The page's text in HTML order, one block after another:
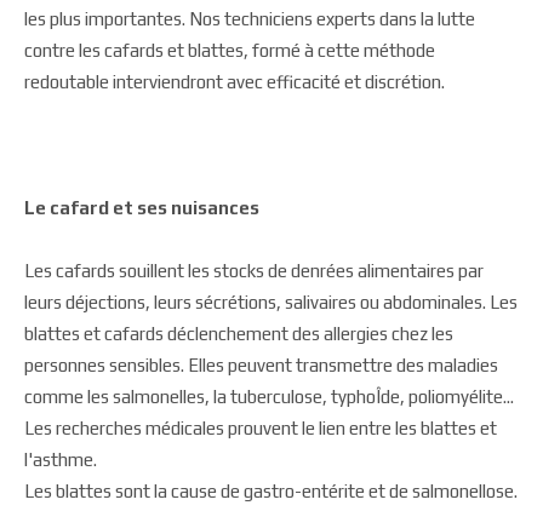
les plus importantes. Nos techniciens experts dans la lutte
contre les cafards et blattes, formé à cette méthode
redoutable interviendront avec efficacité et discrétion.
Le cafard et ses nuisances
Les cafards souillent les stocks de denrées alimentaires par
leurs déjections, leurs sécrétions, salivaires ou abdominales. Les
blattes et cafards déclenchement des allergies chez les
personnes sensibles. Elles peuvent transmettre des maladies
comme les salmonelles, la tuberculose, typhoÎde, poliomyélite...
Les recherches médicales prouvent le lien entre les blattes et
l'asthme.
Les blattes sont la cause de gastro-entérite et de salmonellose.